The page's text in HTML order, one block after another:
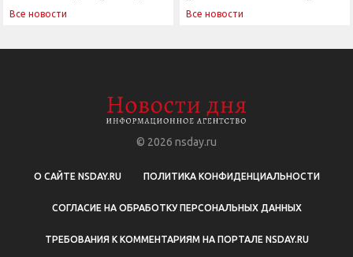
Все новости Все новости
© 2026 nsday.ru
О САЙТЕ NSDAY.RU ПОЛИТИКА КОНФИДЕНЦИАЛЬНОСТИ
СОГЛАСИЕ НА ОБРАБОТКУ ПЕРСОНАЛЬНЫХ ДАННЫХ
ТРЕБОВАНИЯ К КОММЕНТАРИЯМ НА ПОРТАЛЕ NSDAY.RU